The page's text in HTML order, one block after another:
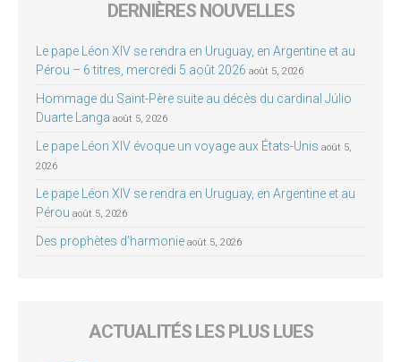
DERNIÈRES NOUVELLES
Le pape Léon XIV se rendra en Uruguay, en Argentine et au
Pérou – 6 titres, mercredi 5 août 2026 août 5, 2026
Hommage du Saint-Père suite au décès du cardinal Júlio
Duarte Langa août 5, 2026
Le pape Léon XIV évoque un voyage aux États-Unis août 5,
2026
Le pape Léon XIV se rendra en Uruguay, en Argentine et au
Pérou août 5, 2026
Des prophètes d’harmonie août 5, 2026
ACTUALITÉS LES PLUS LUES